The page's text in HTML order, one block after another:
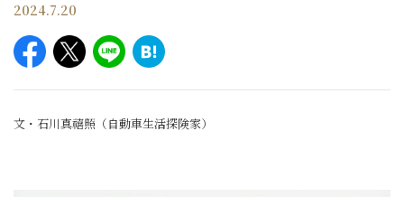
2024.7.20
文・石川真禧照（自動車生活探険家）